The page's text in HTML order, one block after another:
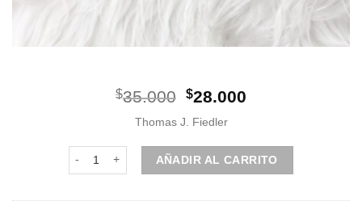
$35.000 El
original
era:
$35.000.
$28.000
es:
$28.000.
Thomas J. Fiedler
Botonier | Dorado cantidad
AÑADIR AL CARRITO